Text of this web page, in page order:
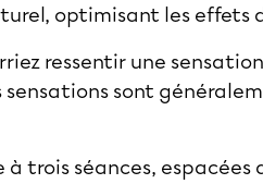
optimisant les effets
ressentir une
sensations sont
à trois séances,